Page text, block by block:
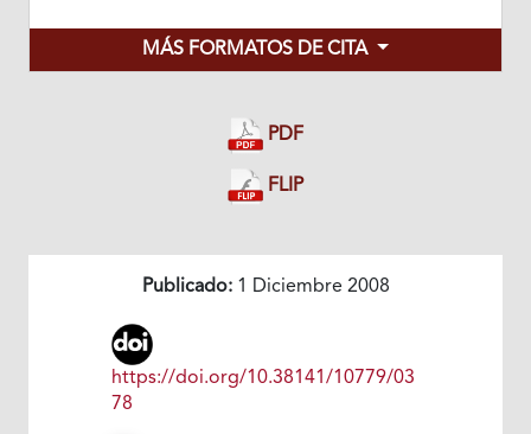
MÁS FORMATOS DE CITA
PDF
FLIP
Publicado:1 Diciembre 2008
https://doi.org/10.38141/10779/03
78